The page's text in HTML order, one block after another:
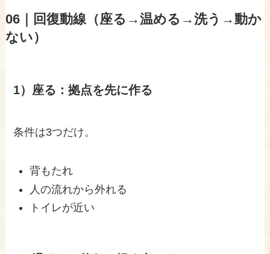
06｜回復動線（座る→温める→洗う→動か
ない）
1）座る：拠点を先に作る
条件は3つだけ。
背もたれ
人の流れから外れる
トイレが近い